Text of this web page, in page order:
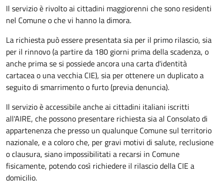
Il servizio è rivolto ai cittadini maggiorenni che sono residenti
nel Comune o che vi hanno la dimora.
La richiesta può essere presentata sia per il primo rilascio, sia
per il rinnovo (a partire da 180 giorni prima della scadenza, o
anche prima se si possiede ancora una carta d'identità
cartacea o una vecchia CIE), sia per ottenere un duplicato a
seguito di smarrimento o furto (previa denuncia).
Il servizio è accessibile anche ai cittadini italiani iscritti
all'AIRE, che possono presentare richiesta sia al Consolato di
appartenenza che presso un qualunque Comune sul territorio
nazionale, e a coloro che, per gravi motivi di salute, reclusione
o clausura, siano impossibilitati a recarsi in Comune
fisicamente, potendo così richiedere il rilascio della CIE a
domicilio.